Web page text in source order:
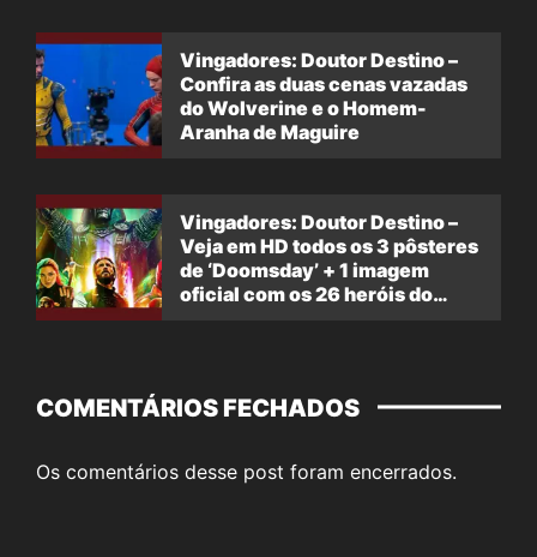
Vingadores: Doutor Destino –
Confira as duas cenas vazadas
do Wolverine e o Homem-
Aranha de Maguire
Vingadores: Doutor Destino –
Veja em HD todos os 3 pôsteres
de ‘Doomsday’ + 1 imagem
oficial com os 26 heróis do
COMENTÁRIOS FECHADOS
Os comentários desse post foram encerrados.